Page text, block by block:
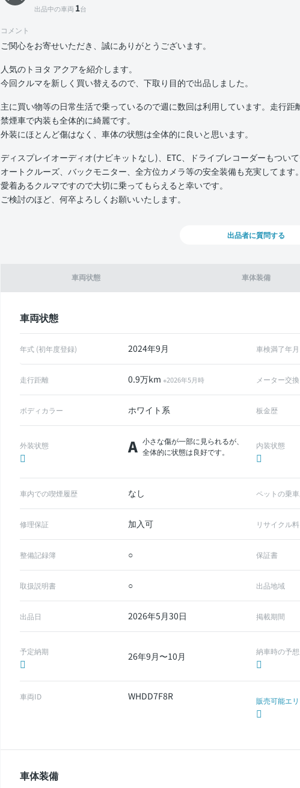
車両状態 車体装備
車両状態
年式 (初年度登録) 2024年9月 車検満了年月
走行距離 0.9万km ※2026年5月時 メーター交換
ボディカラー ホワイト系 板金歴
外装状態 A 小さな傷が一部に見られるが、
全体的に状態は良好です。
内装状態
車内での喫煙履歴 なし ペットの乗
修理保証 加入可 リサイクル料
整備記録簿 ○ 保証書
取扱説明書 ○ 出品地域
出品日 2026年5月30日 掲載期間
予定納期 26年9月〜10月 納車時の予
車両ID WHDD7F8R 販売可能エ
車体装備
出品中の車両 1台
コメント
ご関心をお寄せいただき、誠にありがとうございます。
人気のトヨタ アクアを紹介します。
今回クルマを新しく買い替えるので、下取り目的で出品しました。
主に買い物等の日常生活で乗っているので週に数回は利用しています。走行距
禁煙車で内装も全体的に綺麗です。
外装にほとんど傷はなく、車体の状態は全体的に良いと思います。
ディスプレイオーディオ(ナビキットなし)、ETC、ドライブレコーダーもついて
オートクルーズ、バックモニター、全方位カメラ等の安全装備も充実してます。
愛着あるクルマですので大切に乗ってもらえると幸いです。
ご検討のほど、何卒よろしくお願いいたします。
出品者に質問する